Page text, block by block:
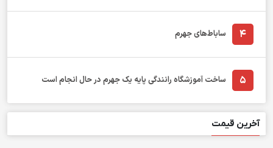
4 ساباط‌های جهرم
5 ساخت آموزشگاه رانندگی پایه یک جهرم در حال انجام است
آخرین قیمت